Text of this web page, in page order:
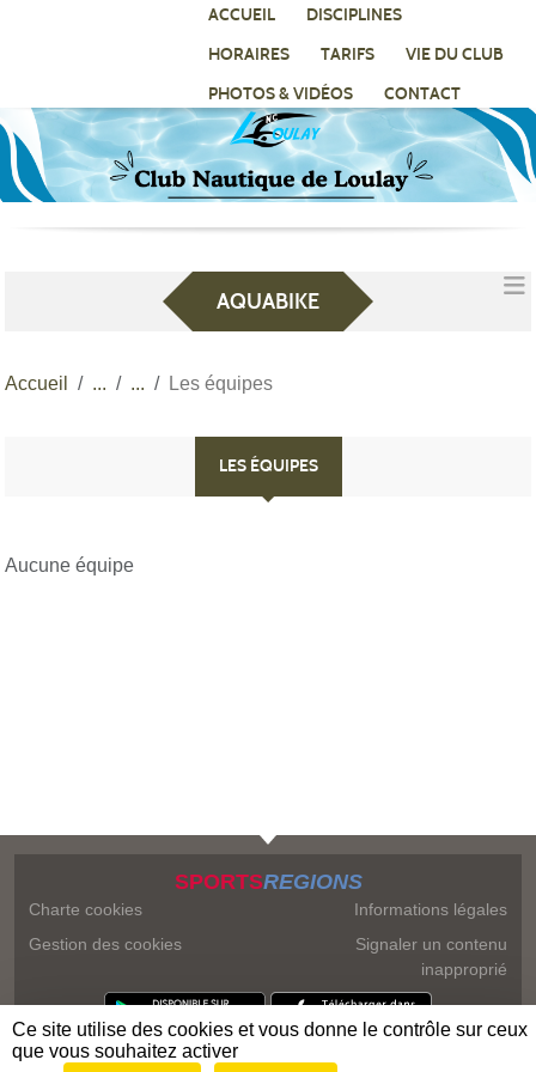
ACCUEIL
DISCIPLINES
HORAIRES
TARIFS
VIE DU CLUB
PHOTOS & VIDÉOS
CONTACT
AQUABIKE
Accueil Les équipes
LES ÉQUIPES
Aucune équipe
SPORTSREGIONS
Charte cookies
Gestion des cookies
Informations légales
Signaler un contenu
inapproprié
Panneau de gestion des cookies
Ce site utilise des cookies et vous donne le contrôle sur ceux
que vous souhaitez activer